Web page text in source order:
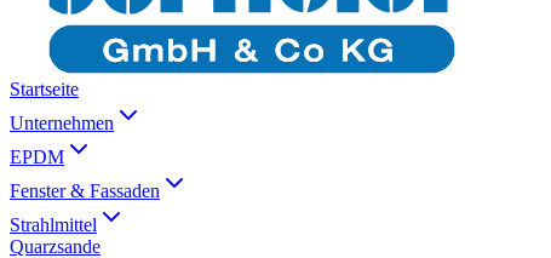
Startseite
Unternehmen
EPDM
Fenster & Fassaden
Strahlmittel
Quarzsande